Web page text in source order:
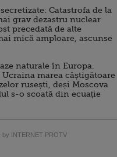
Catastrofa de la
grav dezastru nuclear
precedată de alte
mică amploare, ascunse
naturale în Europa.
marea câștigătoare
rusești, deși Moscova
s-o scoată din ecuație
by INTERNET PROTV